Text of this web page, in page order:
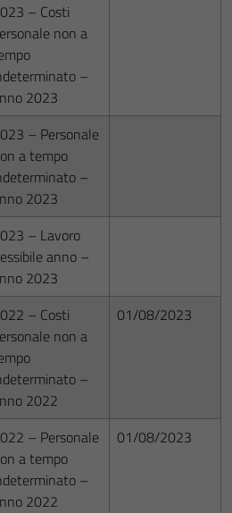
– Costi
non a
–
2023
– Personale
a tempo
–
2023
– Lavoro
anno –
2023
– Costi
non a
–
2022
01/08/2023
– Personale
a tempo
–
2022
01/08/2023